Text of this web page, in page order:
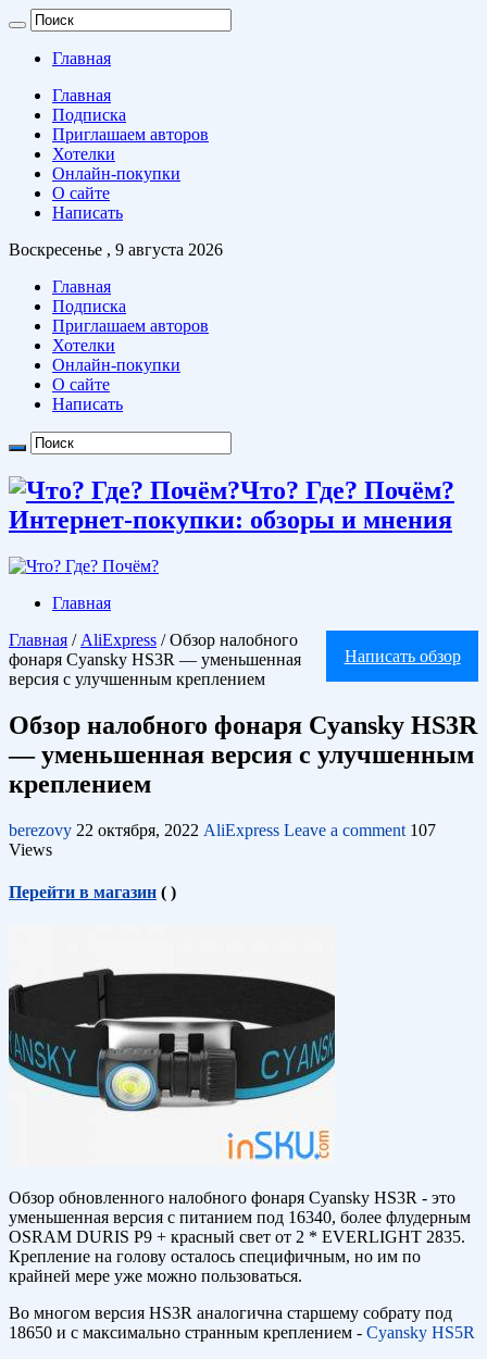
Главная
Главная
Подписка
Приглашаем авторов
Хотелки
Онлайн-покупки
О сайте
Написать
Воскресенье , 9 августа 2026
Главная
Подписка
Приглашаем авторов
Хотелки
Онлайн-покупки
О сайте
Написать
Что? Где? Почём?
Интернет-покупки: обзоры и мнения
Главная
Написать обзор
Главная / AliExpress / Обзор налобного
фонаря Cyansky HS3R — уменьшенная
версия с улучшенным креплением
Обзор налобного фонаря Cyansky HS3R
— уменьшенная версия с улучшенным
креплением
berezovy 22 октября, 2022 AliExpress Leave a comment 107
Views
Перейти в магазин ( )
Обзор обновленного налобного фонаря Cyansky HS3R - это
уменьшенная версия с питанием под 16340, более флудерным
OSRAM DURIS P9 + красный свет от 2 * EVERLIGHT 2835.
Крепление на голову осталось специфичным, но им по
крайней мере уже можно пользоваться.
Во многом версия HS3R аналогична старшему собрату под
18650 и с максимально странным креплением - Cyansky HS5R